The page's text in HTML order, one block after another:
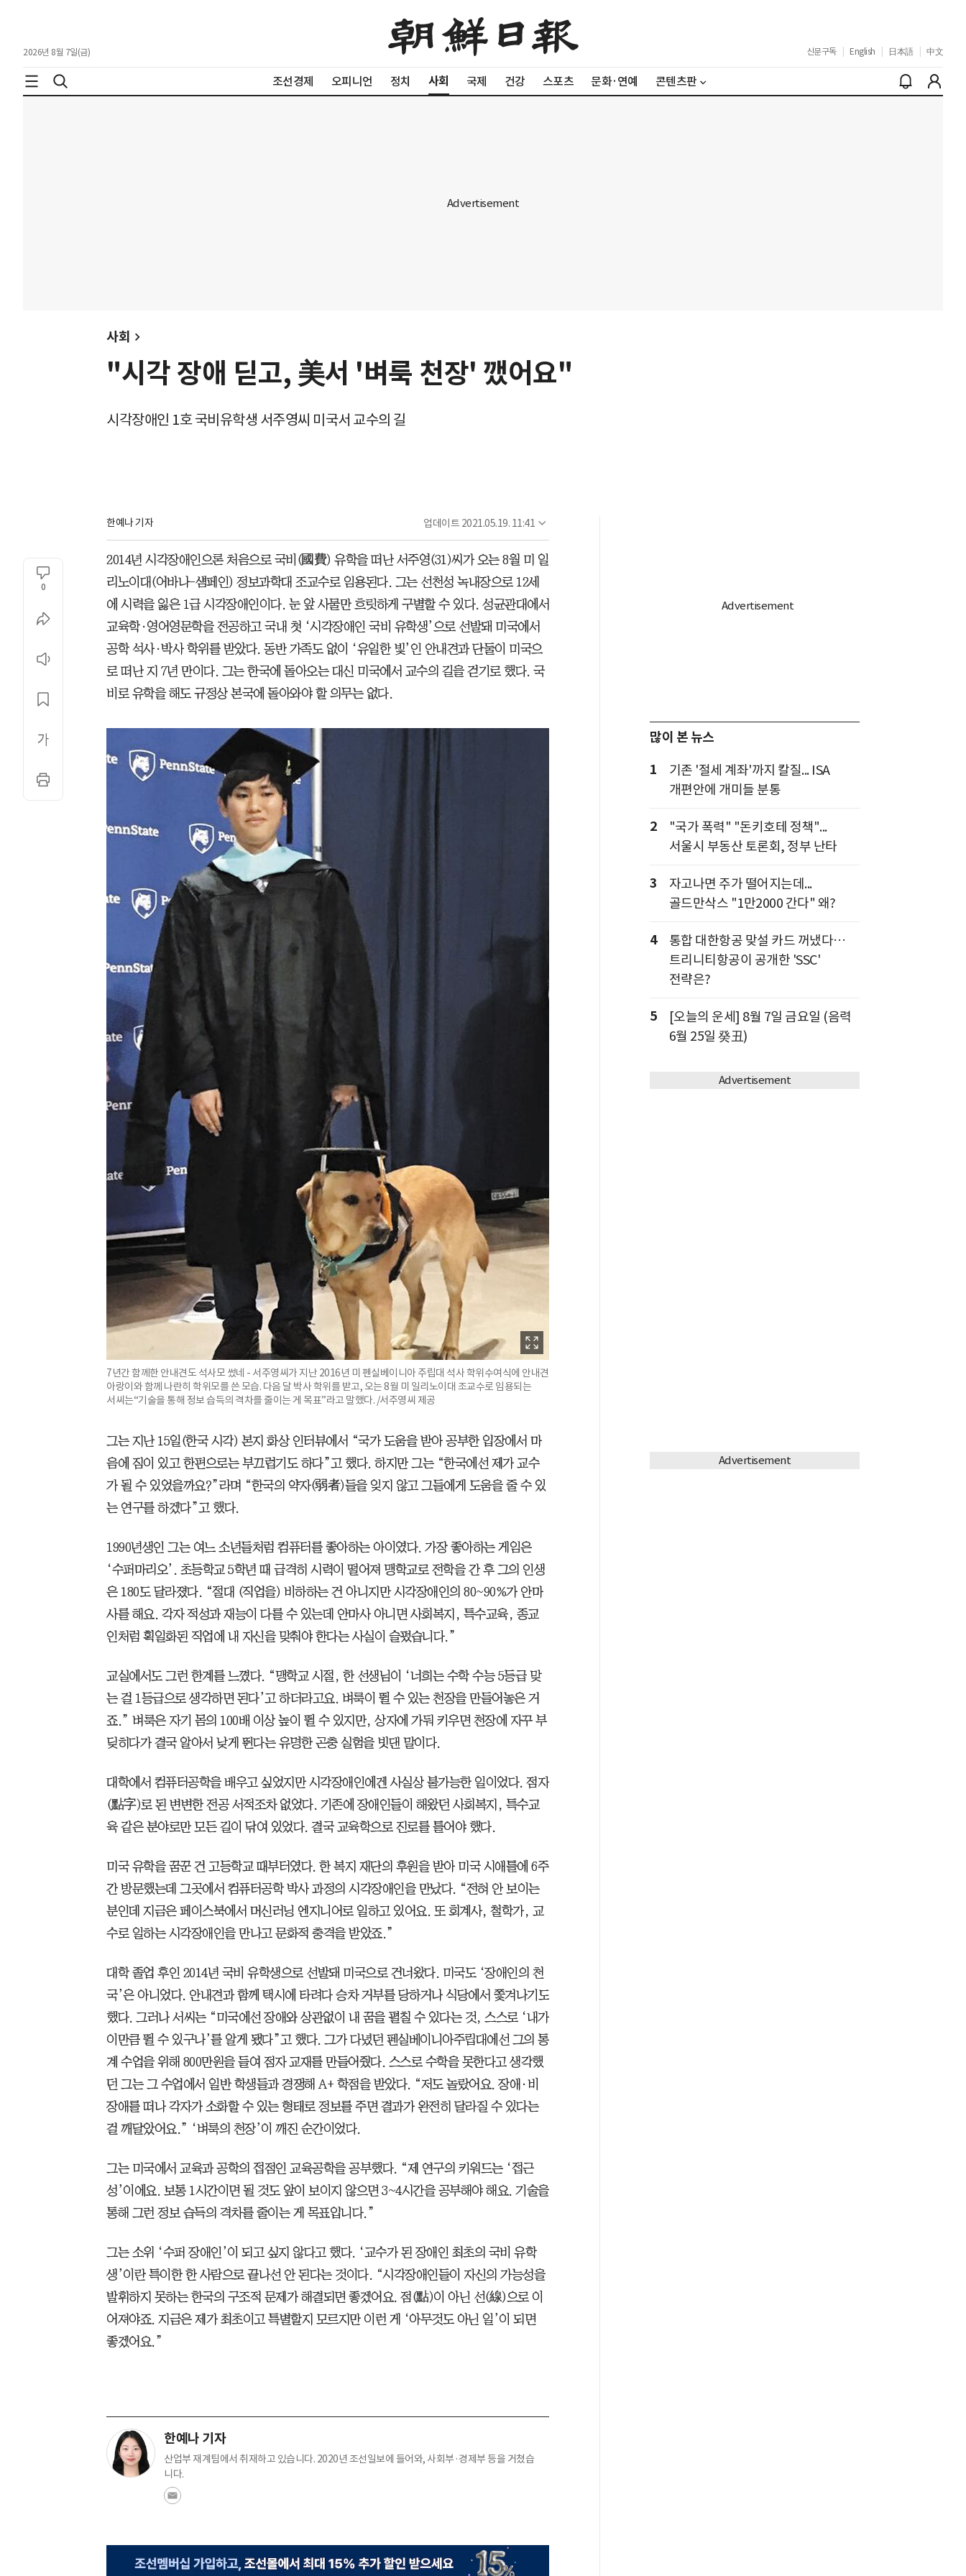
2026년 8월 7일(금) 신문구독 English 日本語 中文
조선경제 오피니언 정치 사회 국제 건강 스포츠 문화·연예 콘텐츠판
사회
"시각 장애 딛고, 美서 '벼룩 천장' 깼어요"
시각장애인 1호 국비유학생 서주영씨 미국서 교수의 길
한예나 기자 업데이트 2021.05.19. 11:41
0
2014년 시각장애인으론 처음으로 국비(國費) 유학을 떠난 서주영(31)씨가 오는 8월 미 일
리노이대(어바나-섐페인) 정보과학대 조교수로 임용된다. 그는 선천성 녹내장으로 12세
에 시력을 잃은 1급 시각장애인이다. 눈 앞 사물만 흐릿하게 구별할 수 있다. 성균관대에서
교육학·영어영문학을 전공하고 국내 첫 ‘시각장애인 국비 유학생’으로 선발돼 미국에서
공학 석사·박사 학위를 받았다. 동반 가족도 없이 ‘유일한 빛’인 안내견과 단둘이 미국으
로 떠난 지 7년 만이다. 그는 한국에 돌아오는 대신 미국에서 교수의 길을 걷기로 했다. 국
비로 유학을 해도 규정상 본국에 돌아와야 할 의무는 없다.
7년간 함께한 안내견도 석사모 썼네 - 서주영씨가 지난 2016년 미 펜실베이니아 주립대 석사 학위수여식에 안내견
아랑이와 함께 나란히 학위모를 쓴 모습. 다음 달 박사 학위를 받고, 오는 8월 미 일리노이대 조교수로 임용되는
서씨는“기술을 통해 정보 습득의 격차를 줄이는 게 목표”라고 말했다. /서주영씨 제공
그는 지난 15일(한국 시각) 본지 화상 인터뷰에서 “국가 도움을 받아 공부한 입장에서 마
음에 짐이 있고 한편으로는 부끄럽기도 하다”고 했다. 하지만 그는 “한국에선 제가 교수
가 될 수 있었을까요?”라며 “한국의 약자(弱者)들을 잊지 않고 그들에게 도움을 줄 수 있
는 연구를 하겠다”고 했다.
1990년생인 그는 여느 소년들처럼 컴퓨터를 좋아하는 아이였다. 가장 좋아하는 게임은
‘수퍼마리오’. 초등학교 5학년 때 급격히 시력이 떨어져 맹학교로 전학을 간 후 그의 인생
은 180도 달라졌다. “절대 (직업을) 비하하는 건 아니지만 시각장애인의 80~90%가 안마
사를 해요. 각자 적성과 재능이 다를 수 있는데 안마사 아니면 사회복지, 특수교육, 종교
인처럼 획일화된 직업에 내 자신을 맞춰야 한다는 사실이 슬펐습니다.”
교실에서도 그런 한계를 느꼈다. “맹학교 시절, 한 선생님이 ‘너희는 수학 수능 5등급 맞
는 걸 1등급으로 생각하면 된다’고 하더라고요. 벼룩이 뛸 수 있는 천장을 만들어놓은 거
죠.” 벼룩은 자기 몸의 100배 이상 높이 뛸 수 있지만, 상자에 가둬 키우면 천장에 자꾸 부
딪히다가 결국 알아서 낮게 뛴다는 유명한 곤충 실험을 빗댄 말이다.
대학에서 컴퓨터공학을 배우고 싶었지만 시각장애인에겐 사실상 불가능한 일이었다. 점자
(點字)로 된 변변한 전공 서적조차 없었다. 기존에 장애인들이 해왔던 사회복지, 특수교
육 같은 분야로만 모든 길이 닦여 있었다. 결국 교육학으로 진로를 틀어야 했다.
미국 유학을 꿈꾼 건 고등학교 때부터였다. 한 복지 재단의 후원을 받아 미국 시애틀에 6주
간 방문했는데 그곳에서 컴퓨터공학 박사 과정의 시각장애인을 만났다. “전혀 안 보이는
분인데 지금은 페이스북에서 머신러닝 엔지니어로 일하고 있어요. 또 회계사, 철학가, 교
수로 일하는 시각장애인을 만나고 문화적 충격을 받았죠.”
대학 졸업 후인 2014년 국비 유학생으로 선발돼 미국으로 건너왔다. 미국도 ‘장애인의 천
국’은 아니었다. 안내견과 함께 택시에 타려다 승차 거부를 당하거나 식당에서 쫓겨나기도
했다. 그러나 서씨는 “미국에선 장애와 상관없이 내 꿈을 펼칠 수 있다는 것, 스스로 ‘내가
이만큼 뛸 수 있구나’를 알게 됐다”고 했다. 그가 다녔던 펜실베이니아주립대에선 그의 통
계 수업을 위해 800만원을 들여 점자 교재를 만들어줬다. 스스로 수학을 못한다고 생각했
던 그는 그 수업에서 일반 학생들과 경쟁해 A+ 학점을 받았다. “저도 놀랐어요. 장애·비
장애를 떠나 각자가 소화할 수 있는 형태로 정보를 주면 결과가 완전히 달라질 수 있다는
걸 깨달았어요.” ‘벼룩의 천장’이 깨진 순간이었다.
그는 미국에서 교육과 공학의 접점인 교육공학을 공부했다. “제 연구의 키워드는 ‘접근
성’이에요. 보통 1시간이면 될 것도 앞이 보이지 않으면 3~4시간을 공부해야 해요. 기술을
통해 그런 정보 습득의 격차를 줄이는 게 목표입니다.”
그는 소위 ‘수퍼 장애인’이 되고 싶지 않다고 했다. ‘교수가 된 장애인 최초의 국비 유학
생’이란 특이한 한 사람으로 끝나선 안 된다는 것이다. “시각장애인들이 자신의 가능성을
발휘하지 못하는 한국의 구조적 문제가 해결되면 좋겠어요. 점(點)이 아닌 선(線)으로 이
어져야죠. 지금은 제가 최초이고 특별할지 모르지만 이런 게 ‘아무것도 아닌 일’이 되면
좋겠어요.”
한예나 기자
산업부 재계팀에서 취재하고 있습니다. 2020년 조선일보에 들어와, 사회부·경제부 등을 거쳤습
니다.
많이 본 뉴스
1
기존 '절세 계좌'까지 칼질... ISA
개편안에 개미들 분통
2
"국가 폭력" "돈키호테 정책"...
서울시 부동산 토론회, 정부 난타
3
자고나면 주가 떨어지는데...
골드만삭스 "1만2000 간다" 왜?
4
통합 대한항공 맞설 카드 꺼냈다…
트리니티항공이 공개한 'SSC'
전략은?
5
[오늘의 운세] 8월 7일 금요일 (음력
6월 25일 癸丑)